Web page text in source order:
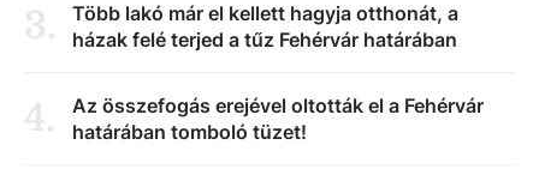
3.
Több lakó már el kellett hagyja otthonát, a
házak felé terjed a tűz Fehérvár határában
4.
Az összefogás erejével oltották el a Fehérvár
határában tomboló tüzet!